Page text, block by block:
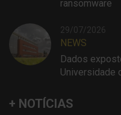
ransomware
29/07/2026
NEWS
Dados
Universidade
+ NOTÍCIAS